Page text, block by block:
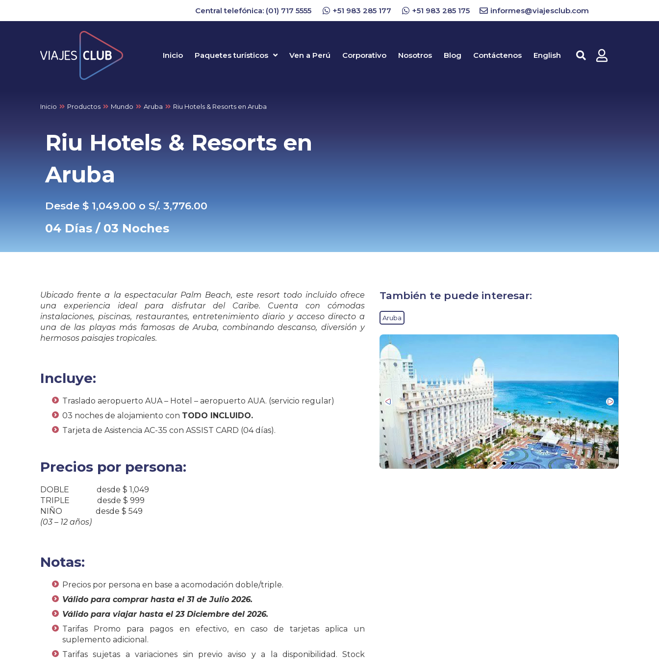
Central telefónica: (01) 717 5555 +51 983 285 177 +51 983 285 175 informes@viajesclub.com
Inicio Paquetes turísticos Ven a Perú Corporativo Nosotros Blog Contáctenos English
Inicio Productos Mundo Aruba Riu Hotels & Resorts en Aruba
Riu Hotels & Resorts en
Aruba
Desde $ 1,049.00 o S/. 3,776.00
04 Días / 03 Noches
Ubicado frente a la espectacular Palm Beach, este resort todo incluido ofrece
una experiencia ideal para disfrutar del Caribe. Cuenta con cómodas
instalaciones, piscinas, restaurantes, entretenimiento diario y acceso directo a
una de las playas más famosas de Aruba, combinando descanso, diversión y
hermosos paisajes tropicales.
Incluye:
Traslado aeropuerto AUA – Hotel – aeropuerto AUA. (servicio regular)
03 noches de alojamiento con TODO INCLUIDO.
Tarjeta de Asistencia AC-35 con ASSIST CARD (04 días).
Precios por persona:
DOBLE desde $ 1,049
TRIPLE desde $ 999
NIÑO desde $ 549
(03 – 12 años)
Notas:
Precios por persona en base a acomodación doble/triple.
Válido para comprar hasta el 31 de Julio 2026.
Válido para viajar hasta el 23 Diciembre del 2026.
Tarifas Promo para pagos en efectivo, en caso de tarjetas aplica un
suplemento adicional.
Tarifas sujetas a variaciones sin previo aviso y a la disponibilidad. Stock
También te puede interesar:
Aruba